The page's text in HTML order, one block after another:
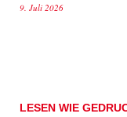
9. Juli 2026
LESEN WIE